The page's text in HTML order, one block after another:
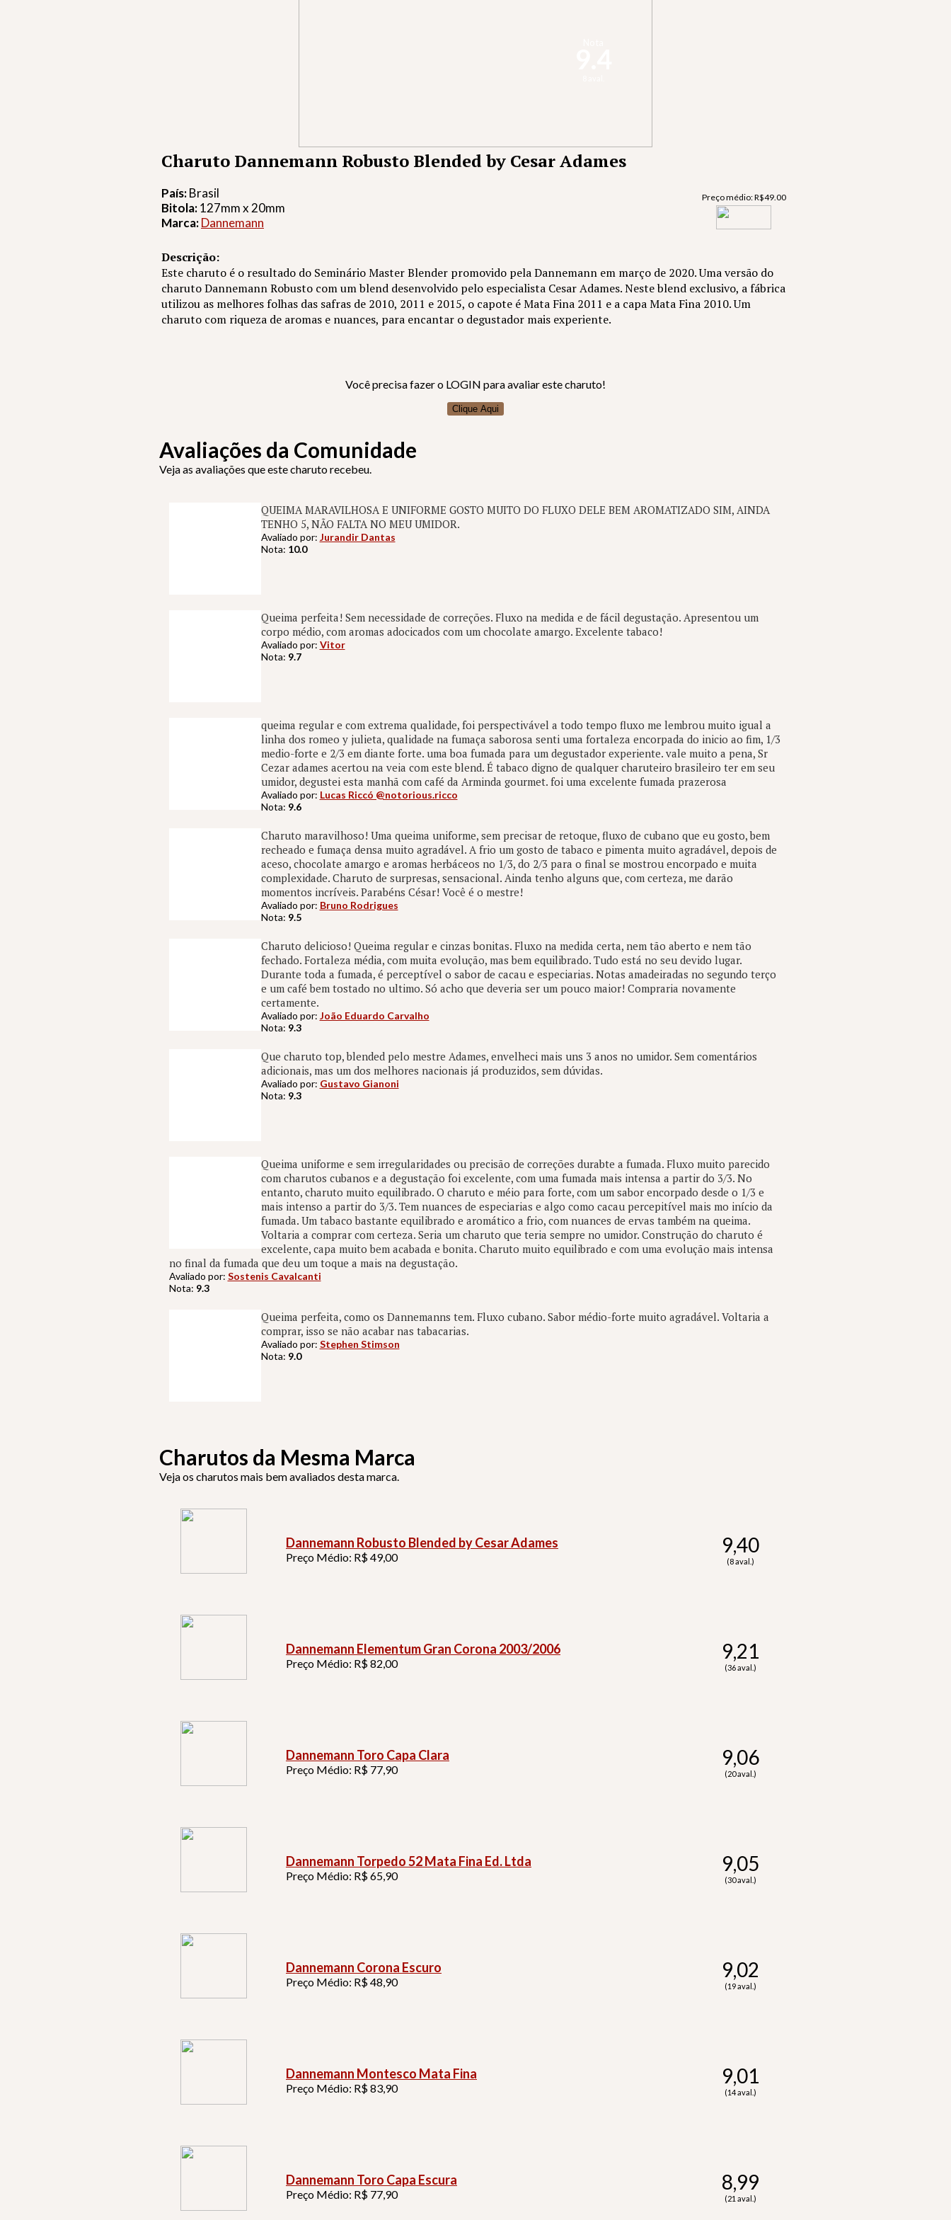
Charuto Dannemann Robusto Blended by Cesar Adames
País:Brasil
Bitola:127mm x 20mm
Marca:Dannemann
Preço médio:R$49.00
Descrição:
Este charuto é o resultado do Seminário Master Blender promovido pela Dannemann em março de 2020. Uma versão do
charuto Dannemann Robusto com um blend desenvolvido pelo especialista Cesar Adames. Neste blend exclusivo, a fábrica
utilizou as melhores folhas das safras de 2010, 2011 e 2015, o capote é Mata Fina 2011 e a capa Mata Fina 2010. Um
charuto com riqueza de aromas e nuances, para encantar o degustador mais experiente.
Você precisa fazer o LOGIN para avaliar este charuto!
Clique Aqui
Avaliações da Comunidade
Veja as avaliações que este charuto recebeu.
QUEIMA MARAVILHOSA E UNIFORME GOSTO MUITO DO FLUXO DELE BEM AROMATIZADO SIM, AINDA
TENHO 5, NÃO FALTA NO MEU UMIDOR.
Avaliado por: Jurandir Dantas
Nota: 10.0
Queima perfeita! Sem necessidade de correções. Fluxo na medida e de fácil degustação. Apresentou um
corpo médio, com aromas adocicados com um chocolate amargo. Excelente tabaco!
Avaliado por: Vitor
Nota: 9.7
queima regular e com extrema qualidade, foi perspectivável a todo tempo fluxo me lembrou muito igual a
linha dos romeo y julieta, qualidade na fumaça saborosa senti uma fortaleza encorpada do inicio ao fim, 1/3
medio-forte e 2/3 em diante forte. uma boa fumada para um degustador experiente. vale muito a pena, Sr
Cezar adames acertou na veia com este blend. É tabaco digno de qualquer charuteiro brasileiro ter em seu
umidor, degustei esta manhã com café da Arminda gourmet. foi uma excelente fumada prazerosa
Avaliado por: Lucas Riccó @notorious.ricco
Nota: 9.6
Charuto maravilhoso! Uma queima uniforme, sem precisar de retoque, fluxo de cubano que eu gosto, bem
recheado e fumaça densa muito agradável. A frio um gosto de tabaco e pimenta muito agradável, depois de
aceso, chocolate amargo e aromas herbáceos no 1/3, do 2/3 para o final se mostrou encorpado e muita
complexidade. Charuto de surpresas, sensacional. Ainda tenho alguns que, com certeza, me darão
momentos incríveis. Parabéns César! Você é o mestre!
Avaliado por: Bruno Rodrigues
Nota: 9.5
Charuto delicioso! Queima regular e cinzas bonitas. Fluxo na medida certa, nem tão aberto e nem tão
fechado. Fortaleza média, com muita evolução, mas bem equilibrado. Tudo está no seu devido lugar.
Durante toda a fumada, é perceptível o sabor de cacau e especiarias. Notas amadeiradas no segundo terço
e um café bem tostado no ultimo. Só acho que deveria ser um pouco maior! Compraria novamente
certamente.
Avaliado por: João Eduardo Carvalho
Nota: 9.3
Que charuto top, blended pelo mestre Adames, envelheci mais uns 3 anos no umidor. Sem comentários
adicionais, mas um dos melhores nacionais já produzidos, sem dúvidas.
Avaliado por: Gustavo Gianoni
Nota: 9.3
Queima uniforme e sem irregularidades ou precisão de correções durabte a fumada. Fluxo muito parecido
com charutos cubanos e a degustação foi excelente, com uma fumada mais intensa a partir do 3/3. No
entanto, charuto muito equilibrado. O charuto e méio para forte, com um sabor encorpado desde o 1/3 e
mais intenso a partir do 3/3. Tem nuances de especiarias e algo como cacau percepitível mais mo início da
fumada. Um tabaco bastante equilibrado e aromático a frio, com nuances de ervas também na queima.
Voltaria a comprar com certeza. Seria um charuto que teria sempre no umidor. Construção do charuto é
excelente, capa muito bem acabada e bonita. Charuto muito equilibrado e com uma evolução mais intensa
no final da fumada que deu um toque a mais na degustação.
Avaliado por: Sostenis Cavalcanti
Nota: 9.3
Queima perfeita, como os Dannemanns tem. Fluxo cubano. Sabor médio-forte muito agradável. Voltaria a
comprar, isso se não acabar nas tabacarias.
Avaliado por: Stephen Stimson
Nota: 9.0
Charutos da Mesma Marca
Veja os charutos mais bem avaliados desta marca.
Dannemann Robusto Blended by Cesar Adames
Preço Médio: R$ 49,00
9,40
(8 aval.)
Dannemann Elementum Gran Corona 2003/2006
Preço Médio: R$ 82,00
9,21
(36 aval.)
Dannemann Toro Capa Clara
Preço Médio: R$ 77,90
9,06
(20 aval.)
Dannemann Torpedo 52 Mata Fina Ed. Ltda
Preço Médio: R$ 65,90
9,05
(30 aval.)
Dannemann Corona Escuro
Preço Médio: R$ 48,90
9,02
(19 aval.)
Dannemann Montesco Mata Fina
Preço Médio: R$ 83,90
9,01
(14 aval.)
Dannemann Toro Capa Escura
Preço Médio: R$ 77,90
8,99
(21 aval.)